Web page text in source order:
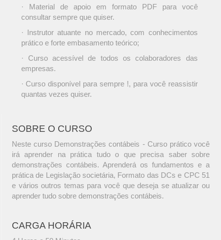
· Material de apoio em formato PDF para você
consultar sempre que quiser.
· Instrutor atuante no mercado, com conhecimentos
prático e forte embasamento teórico;
· Curso acessível de todos os colaboradores das
empresas.
· Curso disponível para sempre !, para você reassistir
quantas vezes quiser.
SOBRE O CURSO
Neste curso Demonstrações contábeis - Curso prático você
irá aprender na prática tudo o que precisa saber sobre
demonstrações contábeis. Aprenderá os fundamentos e a
prática de Legislação societária, Formato das DCs e CPC 51
e vários outros temas para você que deseja se atualizar ou
aprender tudo sobre demonstrações contábeis.
CARGA HORÁRIA